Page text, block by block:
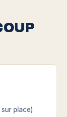
place)